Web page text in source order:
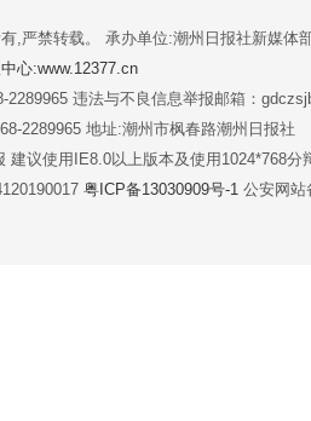
,严禁转载。 承办单位:潮州日报社新媒体
心:www.12377.cn
2289965 违法与不良信息举报邮箱：
2289965 地址:潮州市枫春路潮州日报社
建议使用IE8.0以上版本及使用1024*768分
粤ICP备13030909号-1 公安网站